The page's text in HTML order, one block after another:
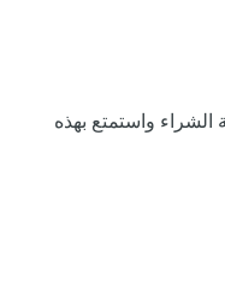
واستمتع بهذه